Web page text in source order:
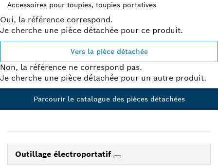
Accessoires pour toupies, toupies portatives
Oui, la référence correspond.
Je cherche une pièce détachée pour ce produit.
Vers la pièce détachée
Non, la référence ne correspond pas.
Je cherche une pièce détachée pour un autre produit.
Parcourir le catalogue des pièces détachées
Outillage électroportatif